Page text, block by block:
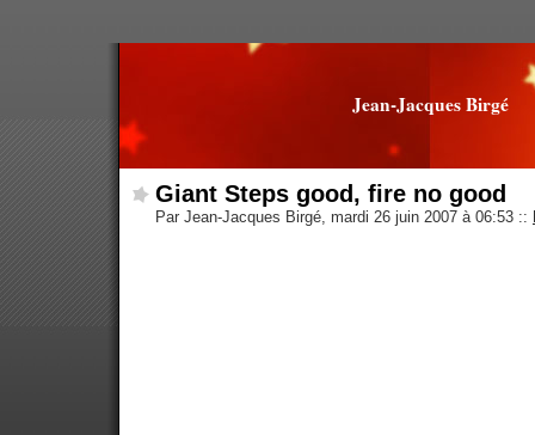
Jean-Jacques Birgé
Giant Steps good, fire no good
Par Jean-Jacques Birgé, mardi 26 juin 2007 à 06:53 ::